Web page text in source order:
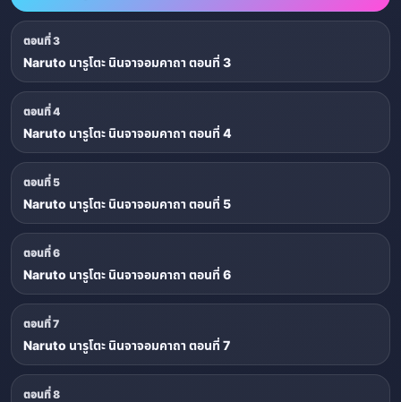
ตอนที่ 3
Naruto นารูโตะ นินจาจอมคาถา ตอนที่ 3
ตอนที่ 4
Naruto นารูโตะ นินจาจอมคาถา ตอนที่ 4
ตอนที่ 5
Naruto นารูโตะ นินจาจอมคาถา ตอนที่ 5
ตอนที่ 6
Naruto นารูโตะ นินจาจอมคาถา ตอนที่ 6
ตอนที่ 7
Naruto นารูโตะ นินจาจอมคาถา ตอนที่ 7
ตอนที่ 8